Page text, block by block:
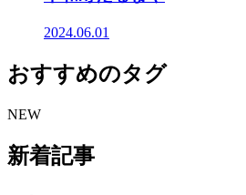
2024.06.01
おすすめのタグ
NEW
新着記事